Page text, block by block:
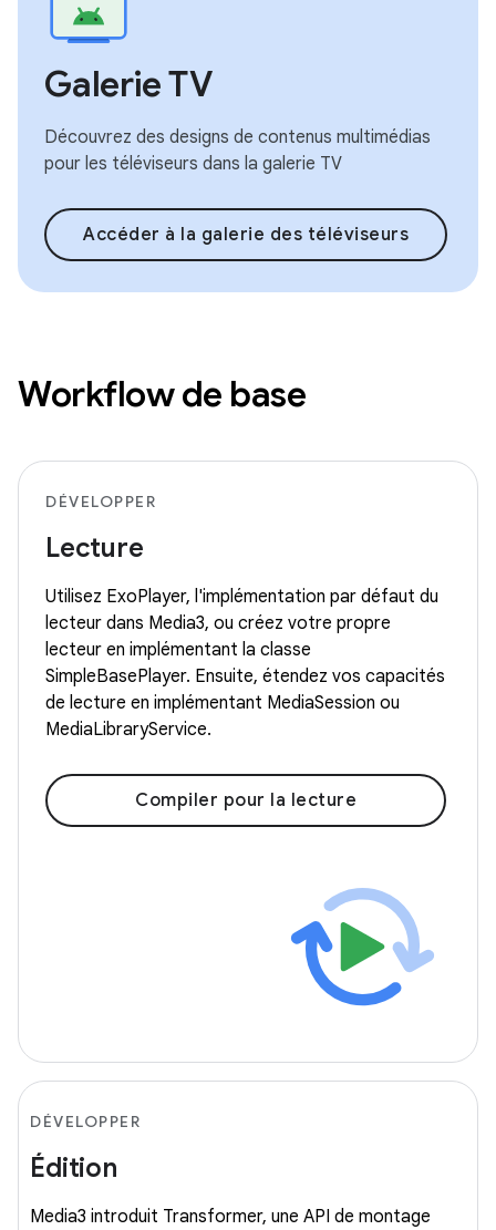
Galerie TV
Découvrez des designs de contenus multimédias
pour les téléviseurs dans la galerie TV
Accéder à la galerie des téléviseurs
Workflow de base
DÉVELOPPER
Lecture
Utilisez ExoPlayer, l'implémentation par défaut du
lecteur dans Media3, ou créez votre propre
lecteur en implémentant la classe
SimpleBasePlayer. Ensuite, étendez vos capacités
de lecture en implémentant MediaSession ou
MediaLibraryService.
Compiler pour la lecture
DÉVELOPPER
Édition
Media3 introduit Transformer, une API de montage